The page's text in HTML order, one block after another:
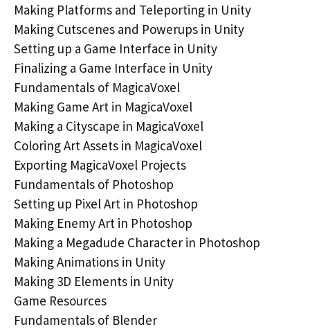
Making Platforms and Teleporting in Unity
Making Cutscenes and Powerups in Unity
Setting up a Game Interface in Unity
Finalizing a Game Interface in Unity
Fundamentals of MagicaVoxel
Making Game Art in MagicaVoxel
Making a Cityscape in MagicaVoxel
Coloring Art Assets in MagicaVoxel
Exporting MagicaVoxel Projects
Fundamentals of Photoshop
Setting up Pixel Art in Photoshop
Making Enemy Art in Photoshop
Making a Megadude Character in Photoshop
Making Animations in Unity
Making 3D Elements in Unity
Game Resources
Fundamentals of Blender